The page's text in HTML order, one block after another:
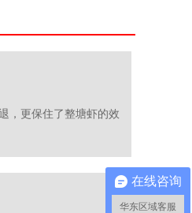
，更保住了整塘虾的效
在线咨询
华东区域客服